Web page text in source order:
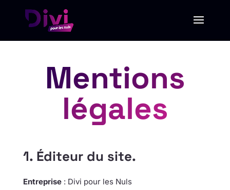
Mentions
légales
1. Éditeur du site.
Entreprise: Divi pour les Nuls